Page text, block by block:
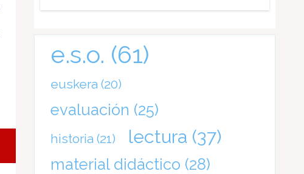
e.s.o. (61)
euskera (20)
evaluación (25)
historia (21) lectura (37)
material didáctico (28)